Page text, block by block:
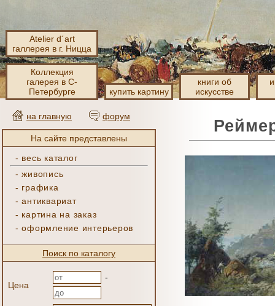
Atelier d´art
галлерея в г. Ницца
Коллекция
галерея в С-
Петербурге
купить картину
книги об
искусстве
на главную форум
На сайте представлены
- весь каталог
-живопись
- графика
-антиквариат
- картина на заказ
-оформление интерьеров
Поиск по каталогу
Цена
-